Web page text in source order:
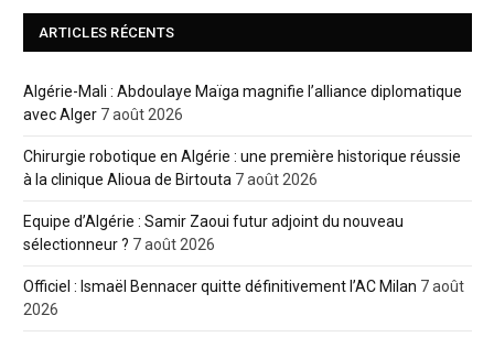
ARTICLES RÉCENTS
Algérie-Mali : Abdoulaye Maïga magnifie l’alliance diplomatique
avec Alger 7 août 2026
Chirurgie robotique en Algérie : une première historique réussie
à la clinique Alioua de Birtouta 7 août 2026
Equipe d’Algérie : Samir Zaoui futur adjoint du nouveau
sélectionneur ? 7 août 2026
Officiel : Ismaël Bennacer quitte définitivement l’AC Milan 7 août
2026